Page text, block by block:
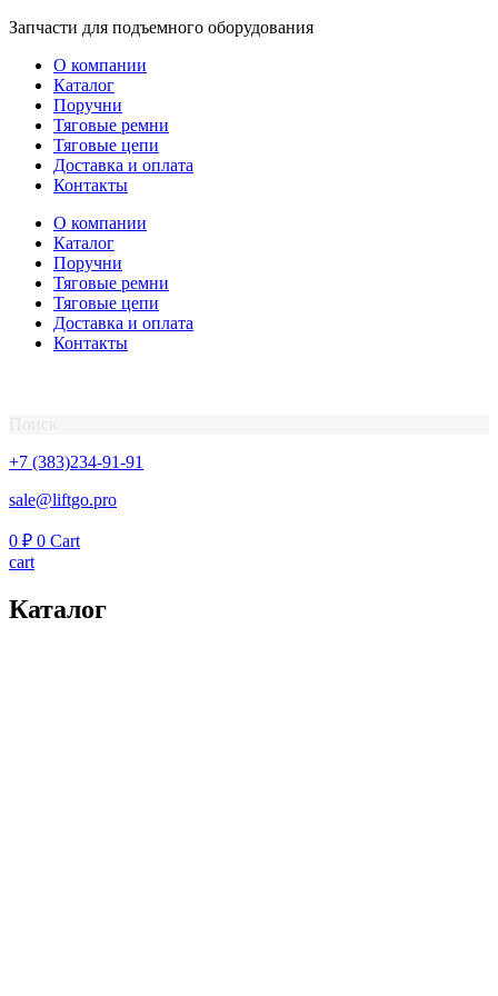
Перейти
содержимому
Запчасти для подъемного оборудования
О компании
Каталог
Поручни
Тяговые ремни
Тяговые цепи
Доставка и оплата
Контакты
О компании
Каталог
Поручни
Тяговые ремни
Тяговые цепи
Доставка и оплата
Контакты
+7 (383)234-91-91
sale@liftgo.pro
0 ₽ 0 Cart
cart
Каталог